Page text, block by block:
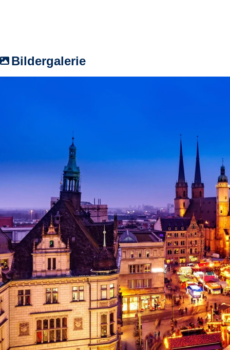
Bildergalerie